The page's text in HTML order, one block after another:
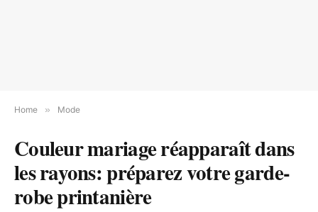
Home » Mode
Couleur mariage réapparaît dans
les rayons: préparez votre garde-
robe printanière